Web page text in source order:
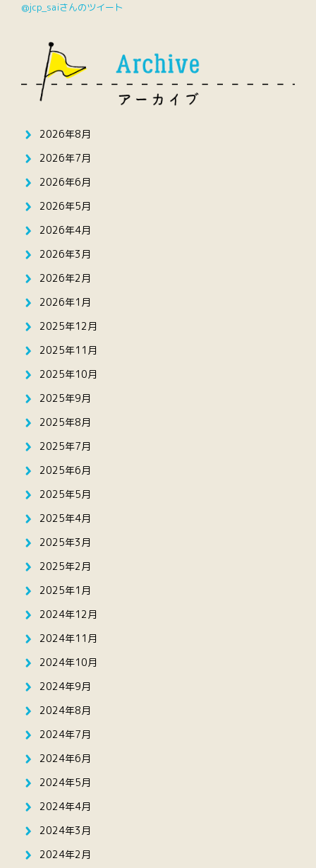
@jcp_saiさんのツイート
2026年8月
2026年7月
2026年6月
2026年5月
2026年4月
2026年3月
2026年2月
2026年1月
2025年12月
2025年11月
2025年10月
2025年9月
2025年8月
2025年7月
2025年6月
2025年5月
2025年4月
2025年3月
2025年2月
2025年1月
2024年12月
2024年11月
2024年10月
2024年9月
2024年8月
2024年7月
2024年6月
2024年5月
2024年4月
2024年3月
2024年2月